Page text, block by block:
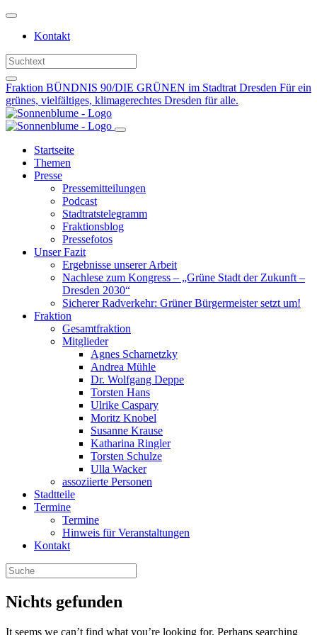
Weiter
Inhalt
Kontakt
Fraktion BÜNDNIS 90/DIE GRÜNEN im Stadtrat Dresden Für ein
grünes, vielfältiges, klimagerechtes Dresden für alle.
Startseite
Themen
Presse
Pressemitteilungen
Podcast
Stadtratstelegramm
Fraktionsblog
Pressefotos
Unser Fazit
Ergebnisse unserer Arbeit
Nachlese zum Kongress – „Grüne Stadt der Zukunft –
Dresden 2030“
Sicherer Radverkehr: Grüner Bürgermeister setzt um!
Fraktion
Gesamtfraktion
Mitglieder
Agnes Scharnetzky
Andrea Mühle
Dr. Wolfgang Deppe
Torsten Hans
Ulrike Caspary
Moritz Knobel
Susanne Krause
Katharina Ringler
Torsten Schulze
Ulla Wacker
assoziierte Personen
Stadtteile
Termine
Termine
Hinweis für Veranstaltungen
Kontakt
Nichts gefunden
It seems we can’t find what you’re looking for. Perhaps searching